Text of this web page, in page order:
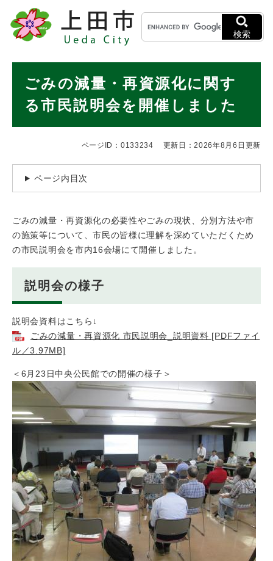
メニューを飛ばして本文へ
キ
ー
ワ
検
検索
ごみの減量・再資源化に関す
る市民説明会を開催しました
ページID：0133234 更新日：2026年8月6日更新
ページ内目次
ごみの減量・再資源化の必要性やごみの現状、分別方法や市
の施策等について、市民の皆様に理解を深めていただくため
の市民説明会を市内16会場にて開催しました。
説明会の様子
説明会資料はこちら↓
ごみの減量・再資源化 市民説明会_説明資料 [PDFファイ
ル／3.97MB]
＜6月23日中央公民館での開催の様子＞